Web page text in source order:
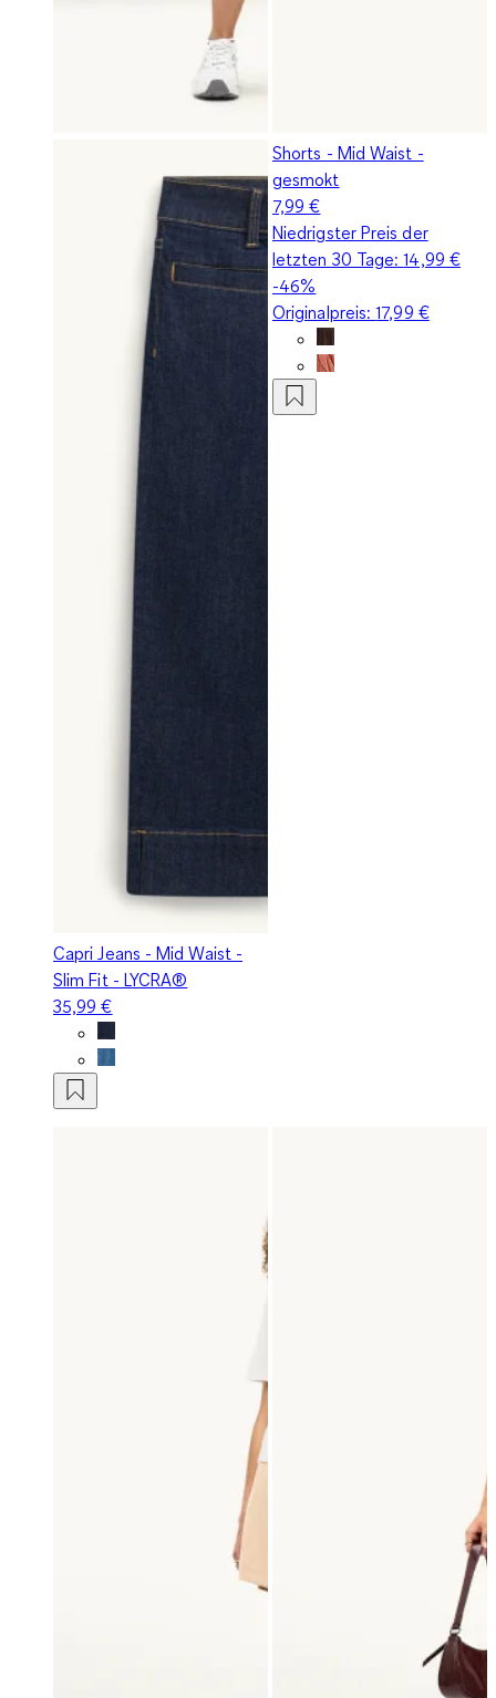
Capri Jeans - Mid Waist -
Slim Fit - LYCRA®
35,99 €
Shorts - Mid Waist -
gesmokt
7,99 €
Niedrigster Preis der
letzten 30 Tage:14,99 €
-46%
Originalpreis:17,99 €